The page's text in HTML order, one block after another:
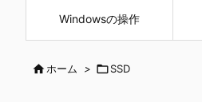
Windowsの操作
ホーム > SSD